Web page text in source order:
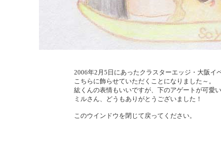
2006年2月5日にあったクラスターエッジ・大阪イ
こちらに飾らせていただくことになりました～。
紘くんの表情もいいですが、下のアゲートが可愛
ミルさん、どうもありがとうございました！
このウインドウを閉じて戻ってください。